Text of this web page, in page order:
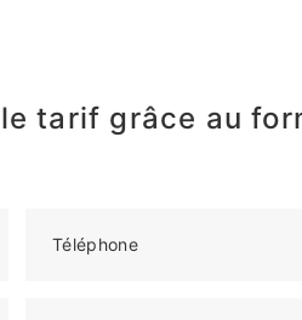
tarif grâce au
Téléphone